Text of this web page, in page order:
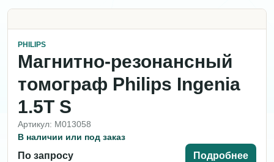
PHILIPS
Магнитно-резонансный
томограф Philips Ingenia
1.5T S
Артикул: M013058
В наличии или под заказ
По запросу Подробнее